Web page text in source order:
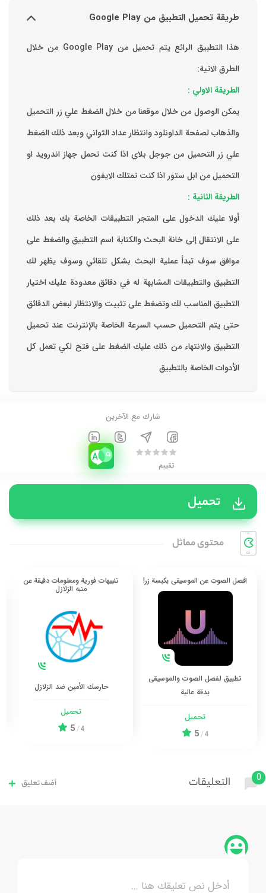
طريقة تحميل التطبيق من Google Play
هذا التطبيق الرائع يتم تحميل من Google Play من خلال
الطرق الاتية:
الطريقة الاولي :
يمكن الوصول من خلال موقعنا من خلال الضغط علي زر التحميل
والذهاب لصفحة الداونلود وانتظار عداد الثواني وبعد ذلك الضغط
علي زر التحميل من جوجل بلاي اذا كنت تحمل جهاز اندرويد او
التحميل من ابل ستور اذا كنت تمتلك الايفون
الطريقة الثانية :
‏أولا عليك الدخول على المتجر التطبيقات الخاصة بك ‏بعد ذلك
على الانتقال إلى خانة البحث والكتابة اسم التطبيق والضغط على
موافق ‏سوف تبدأ عملية البحث بشكل تلقائي وسوف يظهر لك
التطبيق والتطبيقات المشابهة له في دقائق معدودة ‏عليك اختيار
التطبيق المناسب لك وتضغط على تثبيت والانتظار لبعض الدقائق
حتى يتم التحميل حسب السرعة الخاصة بالإنترنت ‏عند تحميل
التطبيق والانتهاء من ذلك عليك الضغط على فتح لكي تعمل كل
الأدوات الخاصة بالتطبيق
شارك مع الآخرين
تقييم
تحميل
محتوی مماثل
افصل الصوت عن الموسيقى بكبسة زر!
تطبيق لفصل الصوت والموسيقى
بدقة عالية
تحميل
4
/
5
تنبيهات فورية ومعلومات دقيقة عن
منبه الزلازل
حارسك الأمين ضد الزلازل
تحميل
4
/
5
0 التعليقات أضف تعليق